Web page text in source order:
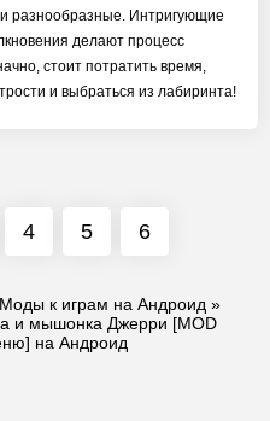
разнообразные. Интригующие
делают процесс
стоит потратить время,
и выбраться из лабиринта!
4 5 6
Моды к играм на Андроид »
и мышонка Джерри [MOD
на Андроид